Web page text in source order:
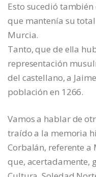
Esto sucedió
que mantenía su
Murcia.
Tanto, que de ella
representación
del castellano, a
población en 1266.
Vamos a hablar de
traído a la memoria
Corbalán, referente a
que, acertadamente,